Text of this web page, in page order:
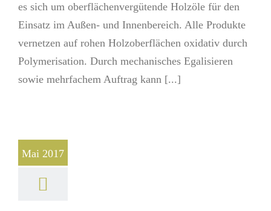
es sich um oberflächenvergütende Holzöle für den
Einsatz im Außen- und Innenbereich. Alle Produkte
vernetzen auf rohen Holzoberflächen oxidativ durch
Polymerisation. Durch mechanisches Egalisieren
sowie mehrfachem Auftrag kann [...]
Mai 2017